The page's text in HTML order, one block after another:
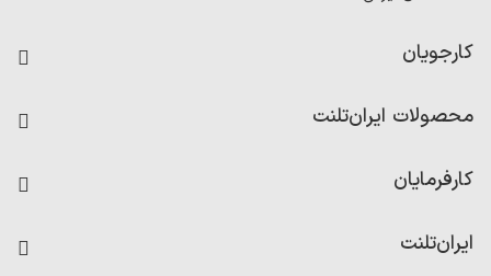
کارجویان
رزومه ساز
امتیاز شرکت‌ها
محصولات ایران‌تلنت
کاردیکس
کارفرمایان
ایران‌تلنت